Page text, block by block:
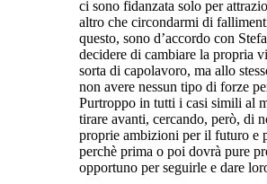
ci sono fidanzata solo per
altro che circondarmi di
questo, sono d’accordo con
decidere di cambiare la propria
sorta di capolavoro, ma allo
non avere nessun tipo di forze
Purtroppo in tutti i casi simili al
tirare avanti, cercando, però, di
proprie ambizioni per il futuro e
perchè prima o poi dovrà pure
opportuno per seguirle e dare